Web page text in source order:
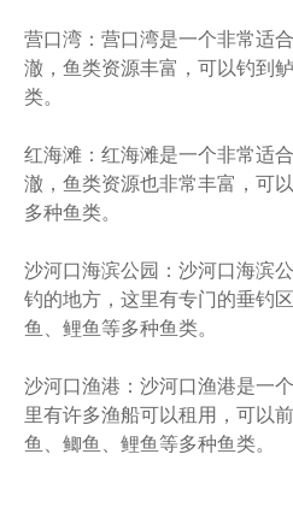
营口湾：营口湾是一个非常适
澈，鱼类资源丰富，可以钓到
类。
红海滩：红海滩是一个非常适
澈，鱼类资源也非常丰富，可
多种鱼类。
沙河口海滨公园：沙河口海滨
钓的地方，这里有专门的垂钓
鱼、鲤鱼等多种鱼类。
沙河口渔港：沙河口渔港是一
里有许多渔船可以租用，可以
鱼、鲫鱼、鲤鱼等多种鱼类。